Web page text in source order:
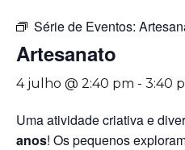
Série de Eventos:
Artesanato
4 julho @ 2:40 pm - 3:40
Uma atividade criativa e
anos! Os pequenos